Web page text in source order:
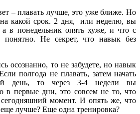
– плавать лучше, это уже ближе. Но
какой срок. 2 дня, или неделю, вы
а в понедельник опять хуже, и что с
понятно. Не секрет, что навык без
осознанно, то не забудете, но навык
полгода не плавать, затем начать
день, то через 3-4 недели вы
в первые дни, это совсем не то, что
момент. И опять же, что
лучше? Еще одна тренировка?